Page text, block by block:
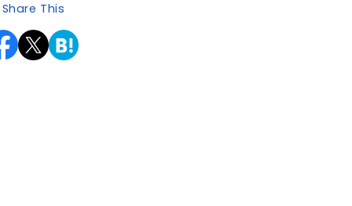
Share This